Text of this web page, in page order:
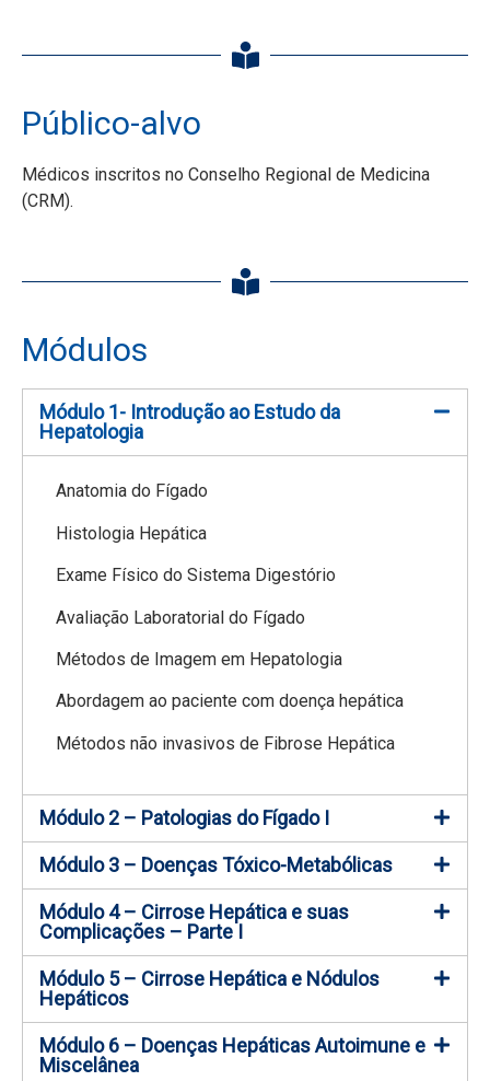
Público-alvo
Médicos inscritos no Conselho Regional de Medicina
(CRM).
Módulos
Módulo 1- Introdução ao Estudo da
Hepatologia
Anatomia do Fígado
Histologia Hepática
Exame Físico do Sistema Digestório
Avaliação Laboratorial do Fígado
Métodos de Imagem em Hepatologia
Abordagem ao paciente com doença hepática
Métodos não invasivos de Fibrose Hepática
Módulo 2 – Patologias do Fígado I
Módulo 3 – Doenças Tóxico-Metabólicas
Módulo 4 – Cirrose Hepática e suas
Complicações – Parte I
Módulo 5 – Cirrose Hepática e Nódulos
Hepáticos
Módulo 6 – Doenças Hepáticas Autoimune e
Miscelânea